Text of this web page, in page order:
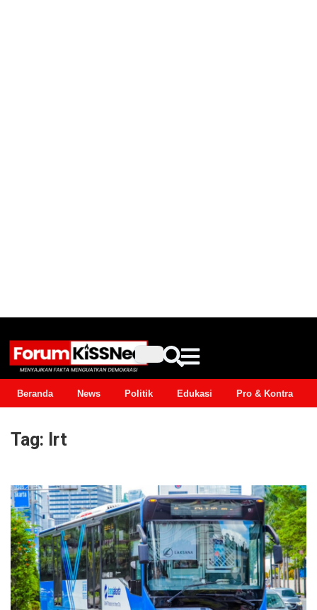
Beranda News Politik Edukasi Pro & Kontra
Tag: lrt